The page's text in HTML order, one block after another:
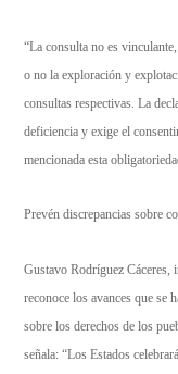
“La consulta no es
o no la exploración y
consultas respectivas. La
deficiencia y exige el
mencionada esta
Prevén discrepancias sobre
Gustavo Rodríguez Cáceres,
reconoce los avances que se
sobre los derechos de los
señala: “Los Estados